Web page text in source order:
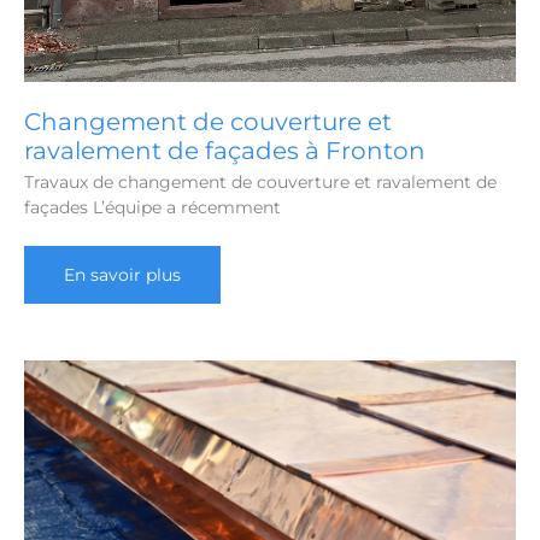
Changement de couverture et
ravalement de façades à Fronton
Travaux de changement de couverture et ravalement de
façades L’équipe a récemment
Changement
couverture
de
façades
à
Fronton
En savoir plus